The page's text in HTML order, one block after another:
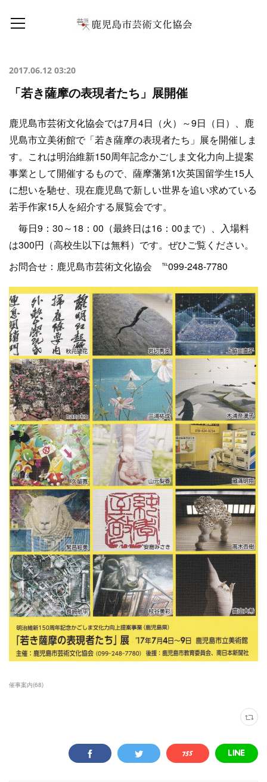
2017.06.12 03:20
「若き薩摩の表現者たち」展開催
鹿児島市芸術文化協会では7月4日（火）～9日（日）、鹿
児島市立美術館で「若き薩摩の表現者たち」展を開催しま
す。これは明治維新150周年記念かごしま文化力向上提案
事業として開催するもので、薩摩藩第1次英国留学生15人
に想いを馳せ、現在鹿児島で新しい世界を追い求めている
若手作家15人を紹介する展覧会です。
毎日9：30～18：00（最終日は16：00まで）、入場料
は300円（高校生以下は無料）です。ぜひご覧ください。
お問合せ：鹿児島市芸術文化協会 ℡099-248-7780
催事案内(68)